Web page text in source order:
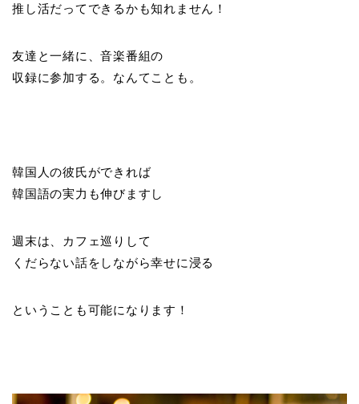
推し活だってできるかも知れません！
友達と一緒に、音楽番組の
収録に参加する。なんてことも。
韓国人の彼氏ができれば
韓国語の実力も伸びますし
週末は、カフェ巡りして
くだらない話をしながら幸せに浸る
ということも可能になります！